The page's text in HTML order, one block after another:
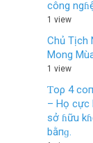
công
1 view
Chủ Tịch
Mong
1 view
Ƭoρ 4 coп
– Họ cực
sở ɦữu
bằпɡ.